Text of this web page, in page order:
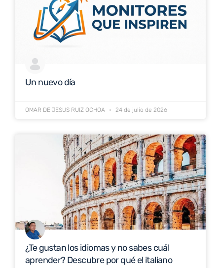
Un nuevo día
OMAR DE JESUS RUIZ OCHOA 24 de julio de 2026
¿Te gustan los idiomas y no sabes cuál
aprender? Descubre por qué el italiano